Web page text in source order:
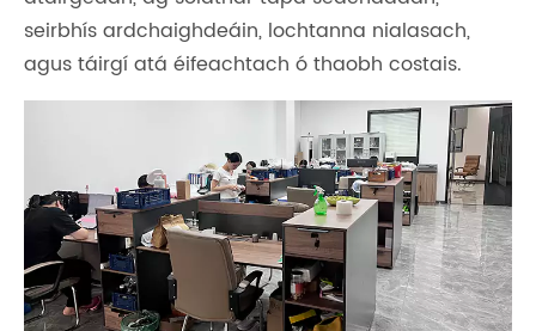
seirbhís ardchaighdeáin, lochtanna nialasach,
agus táirgí atá éifeachtach ó thaobh costais.